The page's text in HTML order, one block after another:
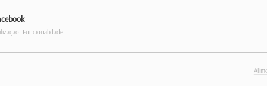
Funcionalidade
para trabalhadores. Empresas
125 casas, mas apenas duas foram aprovadas.
| 30.06.26 | 12:00